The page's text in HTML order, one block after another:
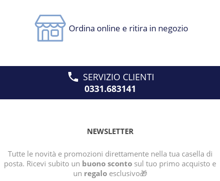
Ordina online e ritira in negozio
SERVIZIO CLIENTI
0331.683141
NEWSLETTER
Tutte le novità e promozioni direttamente nella tua casella di
posta. Ricevi subito un buono sconto sul tuo primo acquisto e
un regaloesclusivo🎁